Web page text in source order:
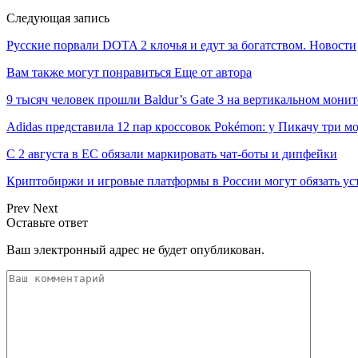
Следующая запись
Русские порвали DOTA 2 клочья и едут за богатством. Новости
Вам также могут понравиться Еще от автора
9 тысяч человек прошли Baldur’s Gate 3 на вертикальном
Adidas представила 12 пар кроссовок Pokémon: у Пикачу три
С 2 августа в ЕС обязали маркировать чат-боты и дипфейки
Криптобиржи и игровые платформы в России могут обязать
Prev Next
Оставьте ответ
Ваш электронный адрес не будет опубликован.